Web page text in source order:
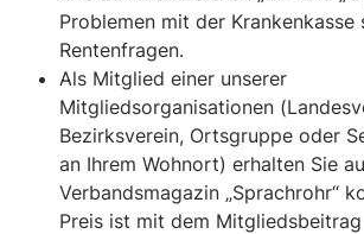
Problemen mit der Krankenkasse
Rentenfragen.
Als Mitglied einer unserer
Mitgliedsorganisationen
Bezirksverein, Ortsgruppe oder
an Ihrem Wohnort) erhalten Sie
Verbandsmagazin „Sprachrohr“
Preis ist mit dem